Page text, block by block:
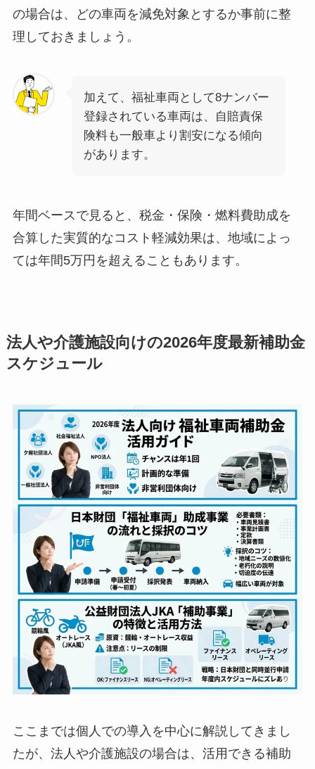
の場合は、どの車両を減免対象とするか事前に整
理しておきましょう。
加えて、福祉車両として8ナンバー
登録されている車両は、自賠責保
険料も一般車より割安になる傾向
があります。
年間ベースで見ると、税金・保険・燃料費助成を
合算した実質的なコスト軽減効果は、地域によっ
ては年間5万円を超えることもあります。
法人や介護施設向けの2026年度最新補助金
スケジュール
ここまでは個人での導入を中心に解説してきまし
たが、法人や介護施設の場合は、活用できる補助